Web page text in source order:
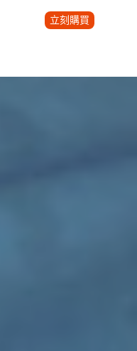
立刻購買